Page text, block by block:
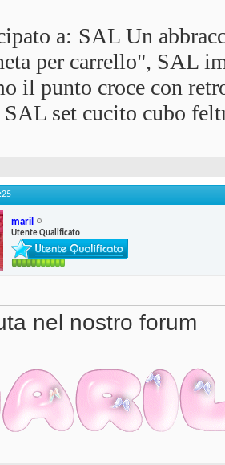
a: SAL Un
per carrello", SAL
il punto croce con
SAL set cucito cubo
maril
Utente Qualificato
nel nostro forum